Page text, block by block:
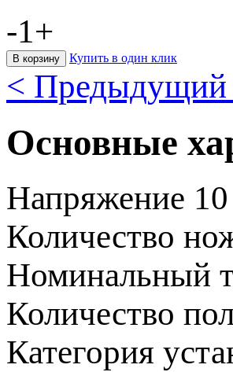
-1+
Купить в один клик
< Предыдущий
Основные
Напряжение
Количество
Номинальный
Количество
Категория